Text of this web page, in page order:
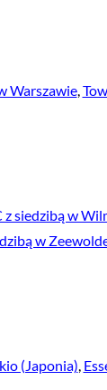
Warszawie,
z siedzibą w
w
(Japonia),